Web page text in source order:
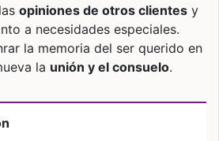
opiniones de otros clientes y
a necesidades especiales.
la memoria del ser querido en
la unión y el consuelo.